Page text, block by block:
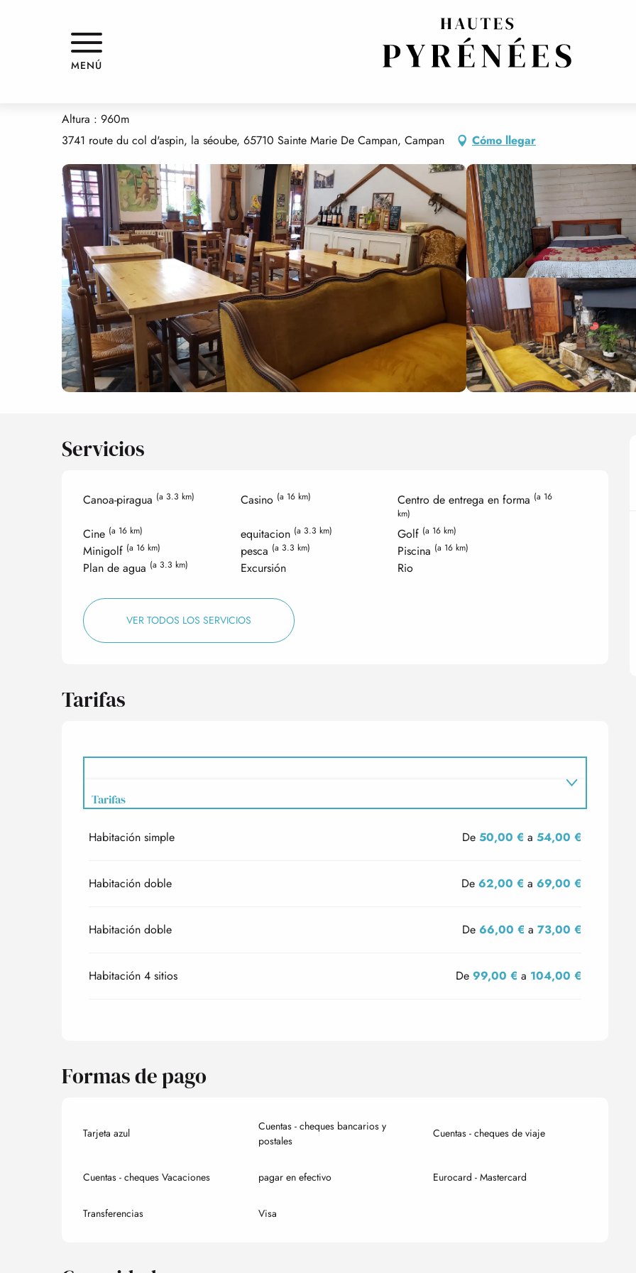
MENÚ
AUBERGE LA BERGERIE
Altura : 960m
3741 route du col d'aspin, la séoube, 65710 Sainte Marie De Campan, Campan
Cómo llegar
Servicios
Canoa-piragua (a 3.3 km) Casino (a 16 km) Centro de entrega en forma (a 16
km)
Cine (a 16 km) equitacion (a 3.3 km) Golf (a 16 km)
Minigolf (a 16 km) pesca (a 3.3 km) Piscina (a 16 km)
Plan de agua (a 3.3 km) Excursión Rio
VER TODOS LOS SERVICIOS
Tarifas
Tarifas
Tarifas 2027
Habitación simple De50,00 € a54,00 €
Habitación doble De62,00 € a69,00 €
Habitación doble De66,00 € a73,00 €
Habitación 4 sitios De99,00 € a 104,00 €
Formas de pago
Tarjeta azul
Cuentas - cheques bancarios y
postales
Cuentas - cheques de viaje
Cuentas - cheques Vacaciones pagar en efectivo Eurocard - Mastercard
Transferencias Visa